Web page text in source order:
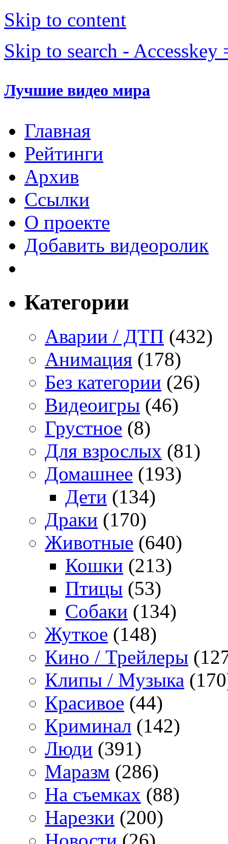
Skip to content
Skip to search - Accesskey
Лучшие видео мира
Главная
Рейтинги
Архив
Ссылки
О проекте
Добавить видеоролик
Категории
Аварии / ДТП (432)
Анимация (178)
Без категории (26)
Видеоигры (46)
Грустное (8)
Для взрослых (81)
Домашнее (193)
Дети (134)
Драки (170)
Животные (640)
Кошки (213)
Птицы (53)
Собаки (134)
Жуткое (148)
Кино / Трейлеры
Клипы / Музыка
Красивое (44)
Криминал (142)
Люди (391)
Маразм (286)
На съемках (88)
Нарезки (200)